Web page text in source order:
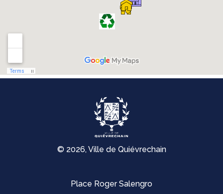
© 2026, Ville de Quiévrechain
Place Roger Salengro